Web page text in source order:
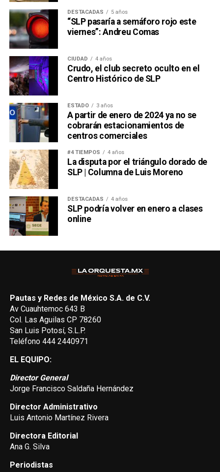
DESTACADAS 5 años
“SLP pasaría a semáforo rojo este
viernes”: Andreu Comas
CIUDAD 4 años
Crudo, el club secreto oculto en el
Centro Histórico de SLP
ESTADO 3 años
A partir de enero de 2024 ya no se
cobrarán estacionamientos de
centros comerciales
#4 TIEMPOS 4 años
La disputa por el triángulo dorado de
SLP | Columna de Luis Moreno
DESTACADAS 4 años
SLP podría volver en enero a clases
online
Pautas y Redes de México S.A. de C.V.
Av Cuauhtemoc 643 B
Col. Las Aguilas CP 78260
San Luis Potosí, S.L.P.
Teléfono 444 2440971
EL EQUIPO:
Director General
Jorge Francisco Saldaña Hernández
Director Administrativo
Luis Antonio Martínez Rivera
Directora Editorial
Ana G. Silva
Periodistas